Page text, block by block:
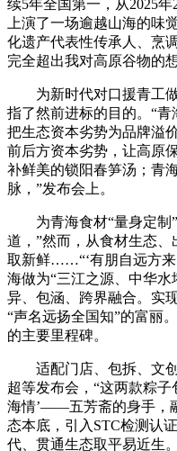
续5年全国第一，从2025年
上演了一场逾越山海的味
化遗产代表性传承人、烹
完全超出我对高原谷物的
为新时代对口援青工做
指了然前进标的目的。“青
把生态资本劣势为品牌溢
前后方资本劣势，让高原
补鲜美的锁阳春笋汤；青
脉，”发布会上。
为青海食材“量身定制”
道，”然而，从食材生态
取新鲜……“‘有朋自远方来
海做为“三江之源、中华
异、包涵、跨界融合。实
“声名远扬全国知”的富丽
的主要里程碑。
适配门店、包拆、文创
超等发布会，“这两款粽
海情’——五芳斋的身手，
态本底，引入STC检测认
代、贯通生态取平易近生